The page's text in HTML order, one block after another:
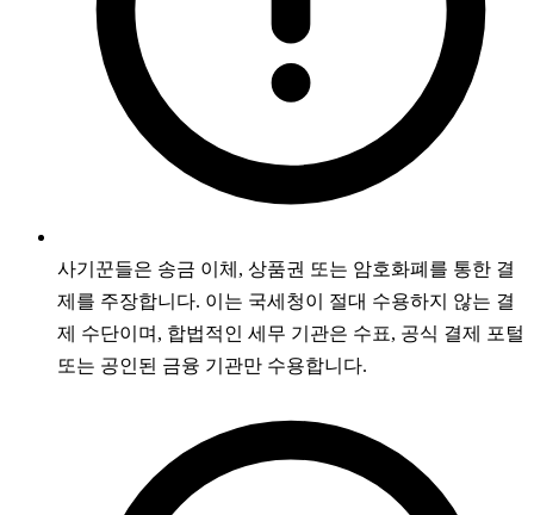
사기꾼들은 송금 이체, 상품권 또는 암호화폐를 통한 결
제를 주장합니다. 이는 국세청이 절대 수용하지 않는 결
제 수단이며, 합법적인 세무 기관은 수표, 공식 결제 포털
또는 공인된 금융 기관만 수용합니다.